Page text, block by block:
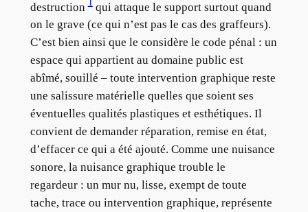
destruction1qui attaque le support surtout quand
on le grave (ce qui n’est pas le cas des graffeurs).
C’est bien ainsi que le considère le code pénal : un
espace qui appartient au domaine public est
abîmé, souillé – toute intervention graphique reste
une salissure matérielle quelles que soient ses
éventuelles qualités plastiques et esthétiques. Il
convient de demander réparation, remise en état,
d’effacer ce qui a été ajouté. Comme une nuisance
sonore, la nuisance graphique trouble le
regardeur : un mur nu, lisse, exempt de toute
tache, trace ou intervention graphique, représente